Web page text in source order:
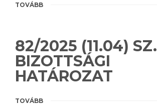
TOVÁBB
82/2025 (11.04) SZ.
BIZOTTSÁGI
HATÁROZAT
TOVÁBB